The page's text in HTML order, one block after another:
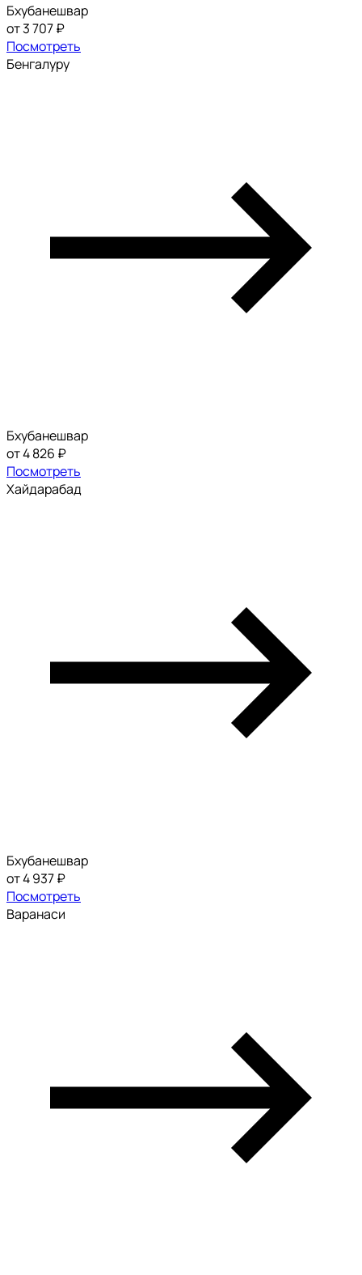
Бхубанешвар
от 3 707 ₽
Посмотреть
Бенгалуру
Бхубанешвар
от 4 826 ₽
Посмотреть
Хайдарабад
Бхубанешвар
от 4 937 ₽
Посмотреть
Варанаси